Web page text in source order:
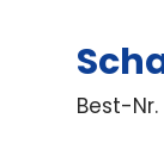
Best-Nr.